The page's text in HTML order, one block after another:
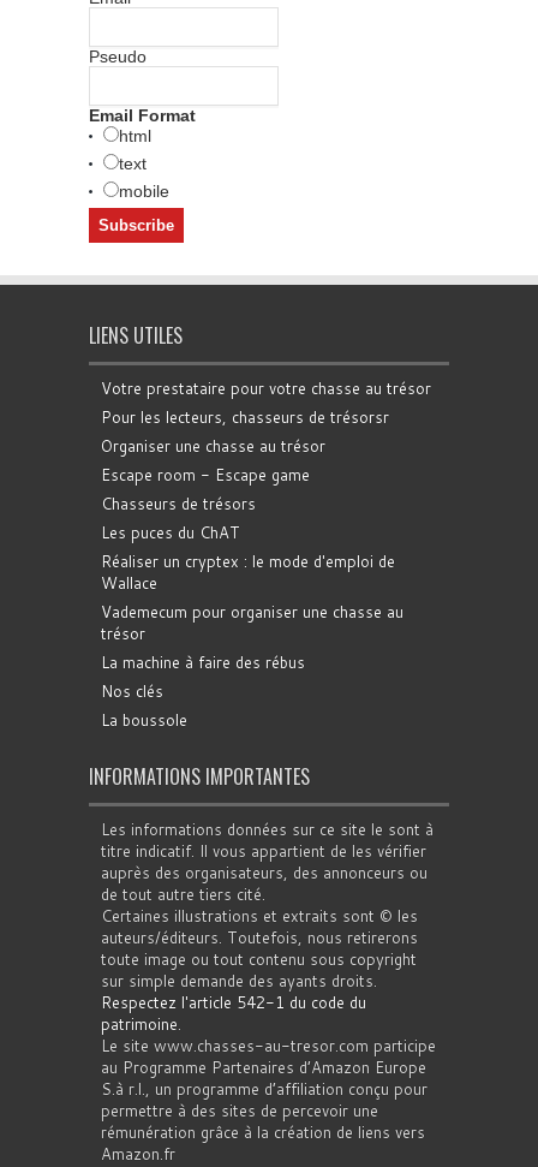
Pseudo
Email Format
html
text
mobile
LIENS UTILES
Votre prestataire pour votre chasse au trésor
Pour les lecteurs, chasseurs de trésorsr
Organiser une chasse au trésor
Escape room - Escape game
Chasseurs de trésors
Les puces du ChAT
Réaliser un cryptex : le mode d'emploi de
Wallace
Vademecum pour organiser une chasse au
trésor
La machine à faire des rébus
Nos clés
La boussole
INFORMATIONS IMPORTANTES
Les informations données sur ce site le sont à
titre indicatif. Il vous appartient de les vérifier
auprès des organisateurs, des annonceurs ou
de tout autre tiers cité.
Certaines illustrations et extraits sont © les
auteurs/éditeurs. Toutefois, nous retirerons
toute image ou tout contenu sous copyright
sur simple demande des ayants droits.
Respectez l'article 542-1 du code du
patrimoine.
Le site www.chasses-au-tresor.com participe
au Programme Partenaires d’Amazon Europe
S.à r.l., un programme d’affiliation conçu pour
permettre à des sites de percevoir une
rémunération grâce à la création de liens vers
Amazon.fr